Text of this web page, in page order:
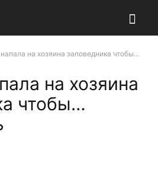
на хозяина заповедника чтобы…
на хозяина
чтобы…